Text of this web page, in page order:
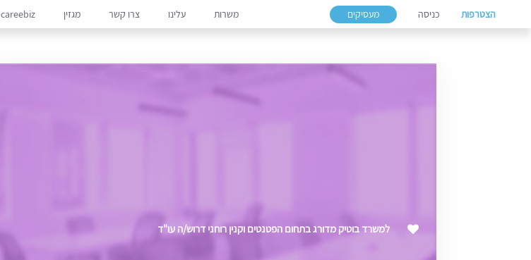
הצטרפות כניסה מעסיקים משרות עלינו צרו קשר מגזין careebiz
למשרד בוטיק מדורג בתחום הפטנטים וקנין רוחני דרוש/ה עו"ד